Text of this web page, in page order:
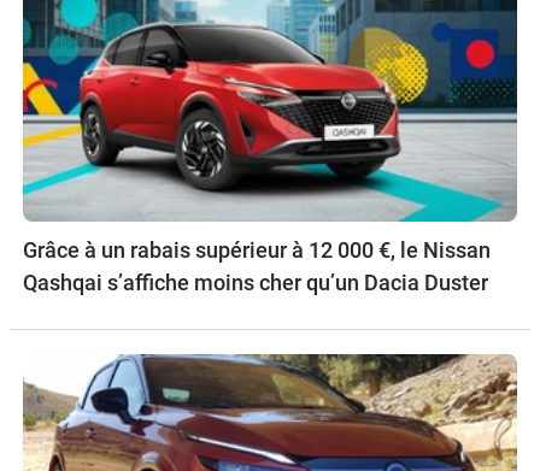
Grâce à un rabais supérieur à 12 000 €, le Nissan
Qashqai s’affiche moins cher qu’un Dacia Duster